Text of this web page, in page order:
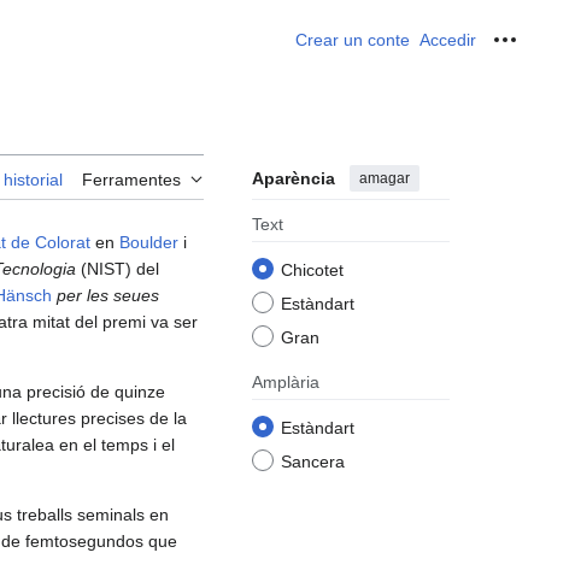
Crear un conte Accedir
historial Ferramentes Aparència amagar
Text
Chicotet
Estàndart
Gran
Amplària
Estàndart
Sancera
de Colorat en Boulder i
(NIST) del
per les seues
mitat del premi va ser
precisió de quinze
llectures precises de la
en el temps i el
treballs seminals en
femtosegundos que